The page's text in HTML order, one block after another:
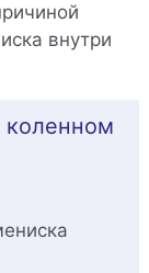
внутри
коленном